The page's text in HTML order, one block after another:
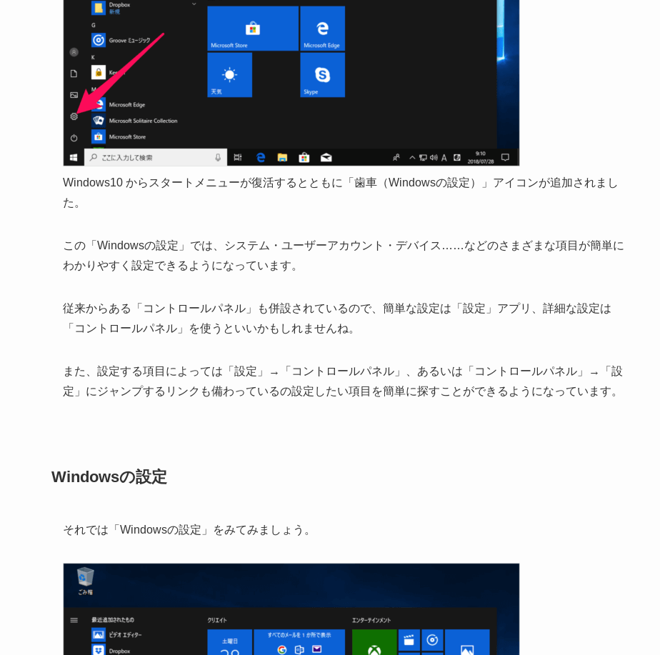
Windows10 からスタートメニューが復活するとともに「歯車（Windowsの設定）」アイコンが追加されまし
た。
この「Windowsの設定」では、システム・ユーザーアカウント・デバイス……などのさまざまな項目が簡単に
わかりやすく設定できるようになっています。
従来からある「コントロールパネル」も併設されているので、簡単な設定は「設定」アプリ、詳細な設定は
「コントロールパネル」を使うといいかもしれませんね。
また、設定する項目によっては「設定」→「コントロールパネル」、あるいは「コントロールパネル」→「設
定」にジャンプするリンクも備わっているの設定したい項目を簡単に探すことができるようになっています。
Windowsの設定
それでは「Windowsの設定」をみてみましょう。